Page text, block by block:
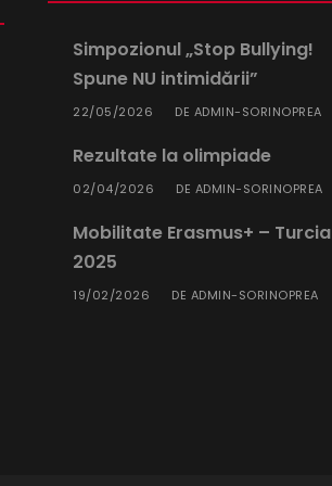
Simpozionul „Stop Bullying!
Spune NU intimidării”
22/05/2026 DE ADMIN-SORINOPREA
Rezultate la olimpiade
02/04/2026 DE ADMIN-SORINOPREA
Mobilitate Erasmus+ – Turcia
2025
19/02/2026 DE ADMIN-SORINOPREA